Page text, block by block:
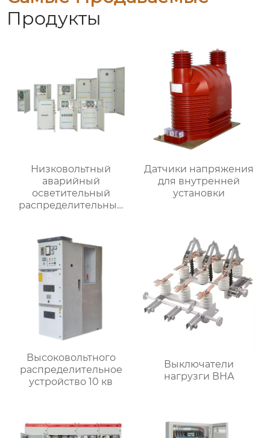
Продукты
Низковольтный
аварийный
осветительный
распределительный
Датчики напряжения
для внутренней
установки
Высоковольтного
распределительное
устройство 10 кв
Выключатели
нагрузги ВНА